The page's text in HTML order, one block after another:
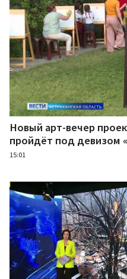
Новый арт-вечер
пройдёт под девизом
15:01